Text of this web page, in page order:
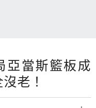
亞當斯籃板成
老！